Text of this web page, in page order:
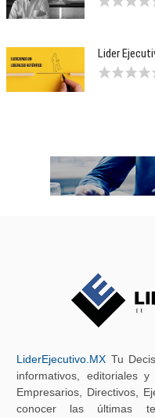
Lider
LiderEjecutivo.MX Tu
informativos, editoriales
Empresarios, Directivos,
conocer las últimas